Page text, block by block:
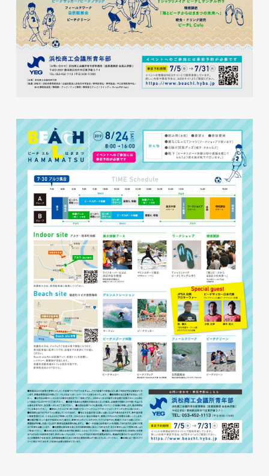
印刷物
#公共・行政・団体
#磐田
#チラシ
株式会社ベストブラス様 EC
サイト制作
ECサイト
#HTML/CSSコーディング
#レスポンシブWebデザイン
#Shopify